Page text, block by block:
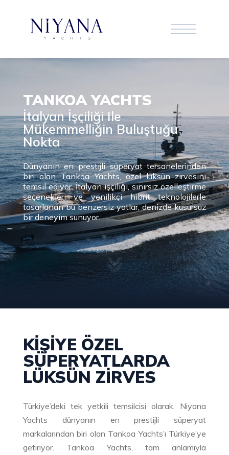
TANKOA YACHTS
İtalyan İşçiliği Ile
Mükemmelliğin Buluştuğu
Nokta
Dünyanın en prestijli süperyat tersanelerinden
biri olan Tankoa Yachts, özel lüksün zirvesini
temsil ediyor. İtalyan işçiliği, sınırsız özelleştirme
seçenekleri ve yenilikçi hibrit teknolojilerle
tasarlanan bu benzersiz yatlar, denizde kusursuz
bir deneyim sunuyor.
KIŞIYE ÖZEL
SÜPERYATLARDA
LÜKSÜN ZIRVES
Türkiye’deki tek yetkili temsilcisi olarak, Niyana
Yachts dünyanın en prestijli süperyat
markalarından biri olan Tankoa Yachts’ı Türkiye’ye
getiriyor. Tankoa Yachts, tam anlamıyla